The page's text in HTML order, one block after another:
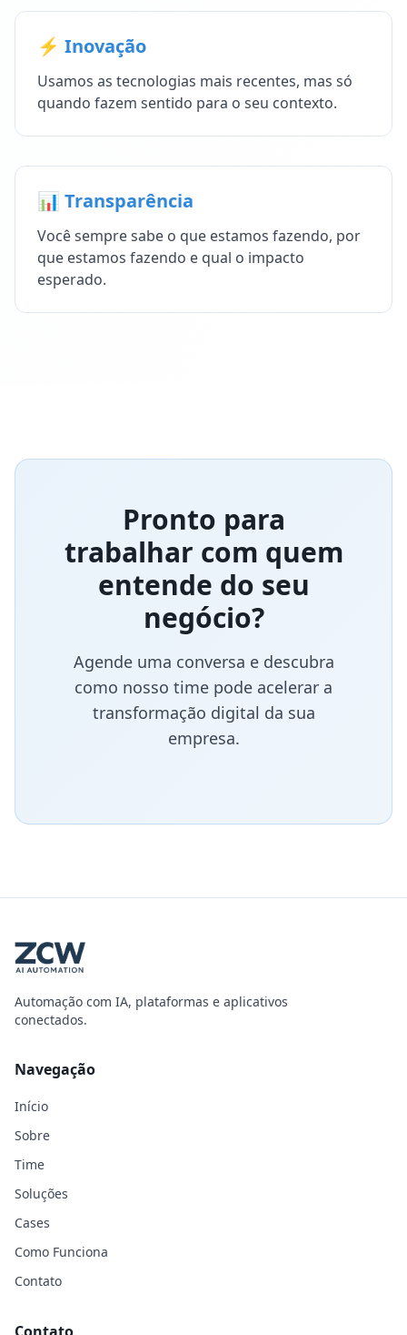
⚡ Inovação
Usamos as tecnologias mais recentes, mas só
quando fazem sentido para o seu contexto.
📊 Transparência
Você sempre sabe o que estamos fazendo, por
que estamos fazendo e qual o impacto
esperado.
Pronto para
trabalhar com quem
entende do seu
negócio?
Agende uma conversa e descubra
como nosso time pode acelerar a
transformação digital da sua
empresa.
Automação com IA, plataformas e aplicativos
conectados.
Navegação
Início
Sobre
Time
Soluções
Cases
Como Funciona
Contato